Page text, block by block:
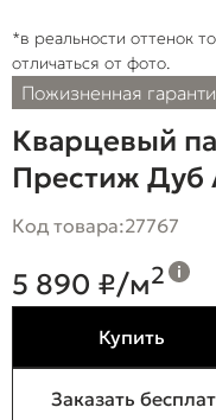
*в реальности оттенок
отличаться от фото.
Пожизненная
Кварцевый
Престиж Дуб
Код товара:27767
5 890 ₽/м2
Купить
Заказать